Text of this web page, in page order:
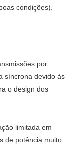
condições).
por
síncrona devido às
o design dos
limitada em
de potência muito